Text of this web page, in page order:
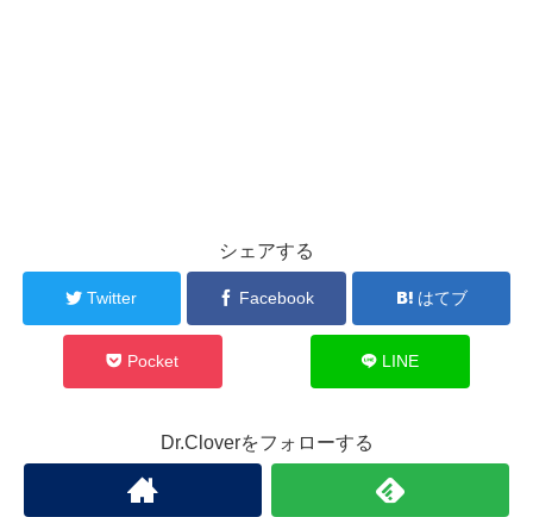
シェアする
Twitter Facebook はてブ
Pocket LINE
Dr.Cloverをフォローする